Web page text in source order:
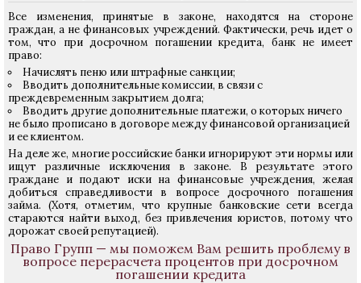
Все изменения, принятые в законе, находятся на стороне
граждан, а не финансовых учреждений. Фактически, речь идет о
том, что при досрочном погашении кредита, банк не имеет
право:
Начислять пеню или штрафные санкции;
Вводить дополнительные комиссии, в связи с
преждевременным закрытием долга;
Вводить другие дополнительные платежи, о которых ничего
не было прописано в договоре между финансовой организацией
и ее клиентом.
На деле же, многие российские банки игнорируют эти нормы или
ищут различные исключения в законе. В результате этого
граждане и подают иски на финансовые учреждения, желая
добиться справедливости в вопросе досрочного погашения
займа. (Хотя, отметим, что крупные банковские сети всегда
стараются найти выход, без привлечения юристов, потому что
дорожат своей репутацией).
Право Групп — мы поможем Вам решить проблему в
вопросе перерасчета процентов при досрочном
погашении кредита